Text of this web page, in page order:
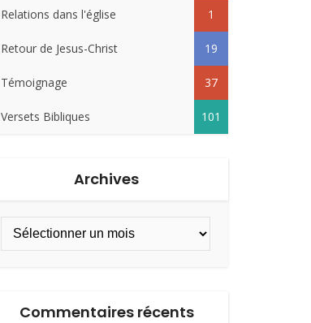
Relations dans l'église 1
Retour de Jesus-Christ 19
Témoignage 37
Versets Bibliques 101
Archives
Commentaires récents